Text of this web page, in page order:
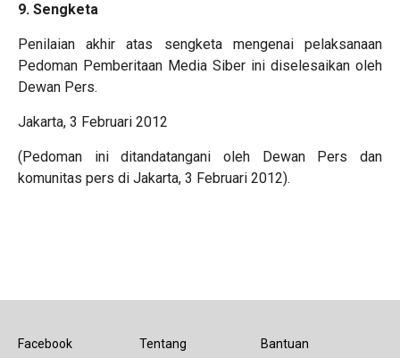
9. Sengketa
Penilaian akhir atas sengketa mengenai pelaksanaan
Pedoman Pemberitaan Media Siber ini diselesaikan oleh
Dewan Pers.
Jakarta, 3 Februari 2012
(Pedoman ini ditandatangani oleh Dewan Pers dan
komunitas pers di Jakarta, 3 Februari 2012).
Facebook Tentang Bantuan